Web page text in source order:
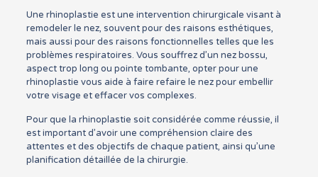
Une rhinoplastie est une intervention chirurgicale visant à
remodeler le nez, souvent pour des raisons esthétiques,
mais aussi pour des raisons fonctionnelles telles que les
problèmes respiratoires. Vous souffrez d’un nez bossu,
aspect trop long ou pointe tombante, opter pour une
rhinoplastie vous aide à faire refaire le nez pour embellir
votre visage et effacer vos complexes.
Pour que la rhinoplastie soit considérée comme réussie, il
est important d’avoir une compréhension claire des
attentes et des objectifs de chaque patient, ainsi qu’une
planification détaillée de la chirurgie.